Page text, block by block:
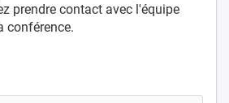
prendre contact avec l'équipe
conférence.